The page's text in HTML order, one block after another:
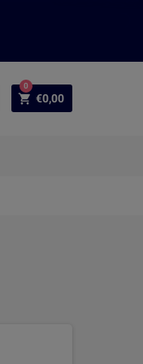
 €0,00
0